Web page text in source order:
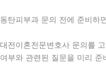
동탄피부과 문의 전에 준비하
대전이혼전문변호사 문의를
여부와 관련된 질문을 미리